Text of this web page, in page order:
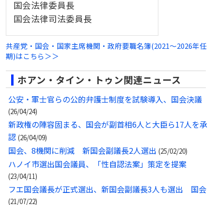
国会法律委員長
国会法律司法委員長
共産党・国会・国家主席機関・政府要職名簿(2021～2026年任
期)はこちら＞＞
ホアン・タイン・トゥン関連ニュース
公安・軍士官らの公的弁護士制度を試験導入、国会決議
(26/04/24)
新政権の陣容固まる、国会が副首相6人と大臣ら17人を承
認 (26/04/09)
国会、8機関に削減 新国会副議長2人選出 (25/02/20)
ハノイ市選出国会議員、「性自認法案」策定を提案
(23/04/11)
フエ国会議長が正式選出、新国会副議長3人も選出 国会
(21/07/22)